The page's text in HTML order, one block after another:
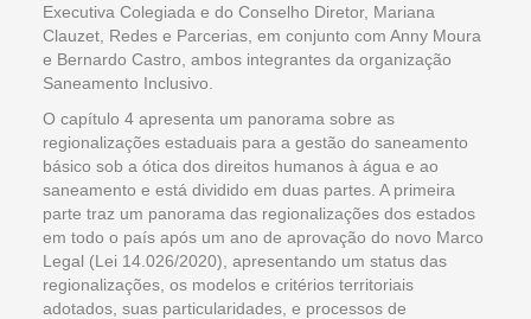
Executiva Colegiada e do Conselho Diretor, Mariana
Clauzet, Redes e Parcerias, em conjunto com Anny Moura
e Bernardo Castro, ambos integrantes da organização
Saneamento Inclusivo.
O capítulo 4 apresenta um panorama sobre as
regionalizações estaduais para a gestão do saneamento
básico sob a ótica dos direitos humanos à água e ao
saneamento e está dividido em duas partes. A primeira
parte traz um panorama das regionalizações dos estados
em todo o país após um ano de aprovação do novo Marco
Legal (Lei 14.026/2020), apresentando um status das
regionalizações, os modelos e critérios territoriais
adotados, suas particularidades, e processos de